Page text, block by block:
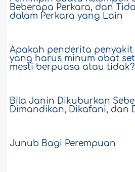
Beberapa Perkara, dan
dalam Perkara yang Lain
Apakah penderita penyakit
yang harus minum obat
mesti berpuasa atau tidak?
Bila Janin Dikuburkan
Dimandikan, Dikafani, dan
Junub Bagi Perempuan